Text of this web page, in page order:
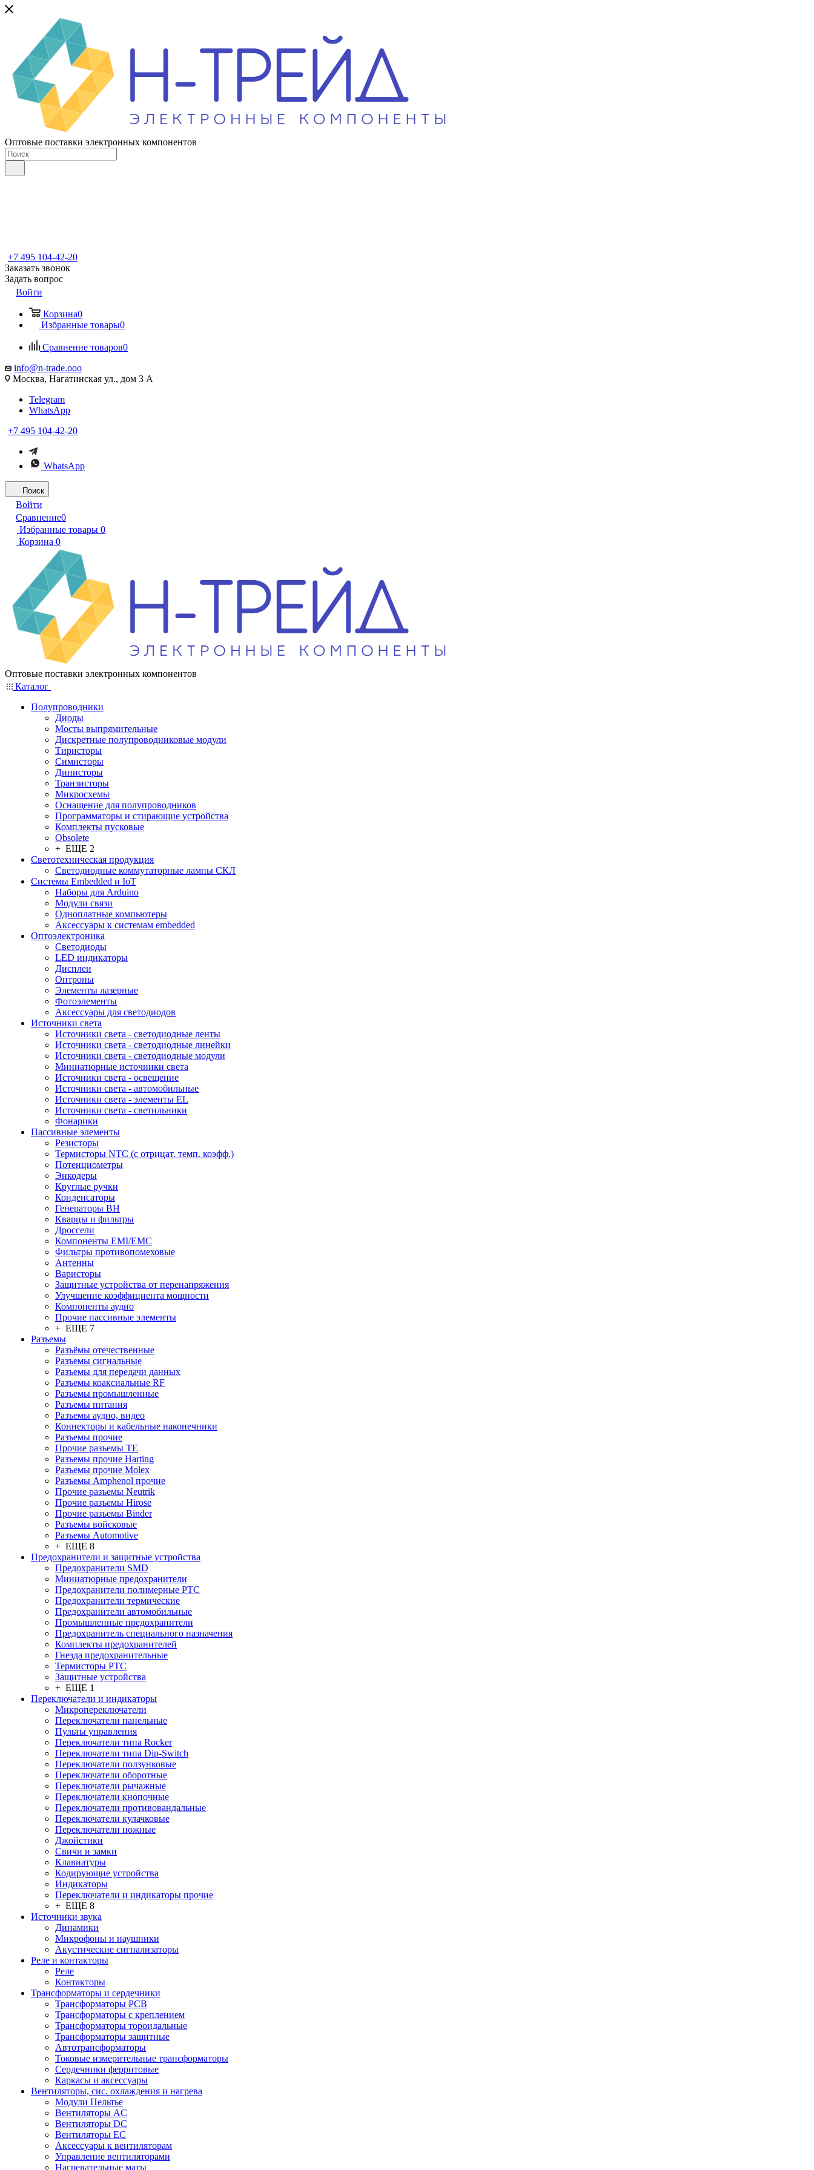
Оптовые поставки электронных компонентов
+7 495 104-42-20
Заказать звонок
Задать вопрос
Войти
Корзина0
Избранные товары0
Сравнение товаров0
info@n-trade.ooo
Москва, Нагатинская ул., дом 3 А
Telegram
WhatsApp
+7 495 104-42-20
WhatsApp
Поиск
Войти
Сравнение0
Избранные товары 0
Корзина 0
Оптовые поставки электронных компонентов
Каталог
Полупроводники
Диоды
Мосты выпрямительные
Дискретные полупроводниковые модули
Тиристоры
Симисторы
Динисторы
Транзисторы
Микросхемы
Оснащение для полупроводников
Программаторы и стирающие устройства
Комплекты пусковые
Obsolete
+ ЕЩЕ 2
Светотехническая продукция
Светодиодные коммутаторные лампы СКЛ
Системы Embedded и IoT
Наборы для Arduino
Модули связи
Одноплатные компьютеры
Аксессуары к системам embedded
Oптоэлектроника
Светодиоды
LED индикаторы
Дисплеи
Оптроны
Элементы лазерные
Фотоэлементы
Аксессуары для светодиодов
Источники света
Источники света - светодиодные ленты
Источники света - светодиодные линейки
Источники света - светодиодные модули
Миниатюрные источники света
Источники света - освещение
Источники света - автомобильные
Источники света - элементы EL
Источники света - светильники
Фонарики
Пассивные элементы
Резисторы
Термисторы NTC (с отрицат. темп. коэфф.)
Потенциометры
Энкодеры
Круглые ручки
Конденсаторы
Генераторы ВН
Кварцы и фильтры
Дроссели
Компоненты EMI/EMC
Фильтры противопомеховые
Антенны
Варисторы
Защитные устройства от перенапряжения
Улучшение коэффициента мощности
Компоненты аудио
Прочие пассивные элементы
+ ЕЩЕ 7
Разъeмы
Разъёмы отечественные
Разъeмы сигнальные
Разъeмы для передачи данных
Разъeмы коаксиальные RF
Разъeмы промышленные
Разъeмы питания
Разъeмы аудио, видео
Коннекторы и кабельные наконечники
Разъeмы прочие
Прочие разъемы TE
Разъемы прочие Harting
Разъемы прочие Molex
Разъемы Amphenol прочие
Прочие разъемы Neutrik
Прочие разъемы Hirose
Прочие разъемы Binder
Разъемы войсковые
Разъeмы Automotive
+ ЕЩЕ 8
Предохранители и защитные устройства
Предохранители SMD
Миниатюрные предохранители
Предохранители полимерные PTC
Предохранители термические
Предохранители автомобильные
Промышленные предохранители
Предохранитель специального назначения
Комплекты предохранителей
Гнезда предохранительные
Термисторы PTC
Защитные устройства
+ ЕЩЕ 1
Переключатели и индикаторы
Микропереключатели
Переключатели панельные
Пульты управления
Переключатели типа Rocker
Переключатели типа Dip-Switch
Переключатели ползунковые
Переключатели оборотные
Переключатели рычажные
Переключатели кнопочные
Переключатели противовандальные
Переключатели кулачковые
Переключатели ножные
Джойстики
Свичи и замки
Клавиатуры
Кодирующие устройства
Индикаторы
Переключатели и индикаторы прочие
+ ЕЩЕ 8
Источники звука
Динамики
Микрофоны и наушники
Акустические сигнализаторы
Реле и контакторы
Реле
Контакторы
Трансформаторы и сердечники
Трансформаторы PCB
Трансформаторы с креплением
Трансформаторы тороидальные
Трансформаторы защитные
Автотрансформаторы
Токовые измерительные трансформаторы
Сердечники ферритовые
Каркасы и аксессуары
Вентиляторы, сис. охлаждения и нагрева
Модули Пельтье
Вентиляторы AC
Вентиляторы DC
Вентиляторы EC
Аксессуары к вентиляторам
Управление вентиляторами
Нагревательные маты